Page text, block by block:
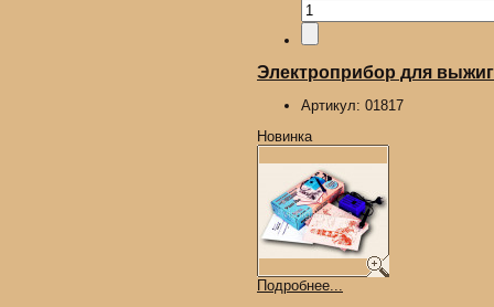
Электроприбор для
Артикул: 01817
Новинка
Подробнее...